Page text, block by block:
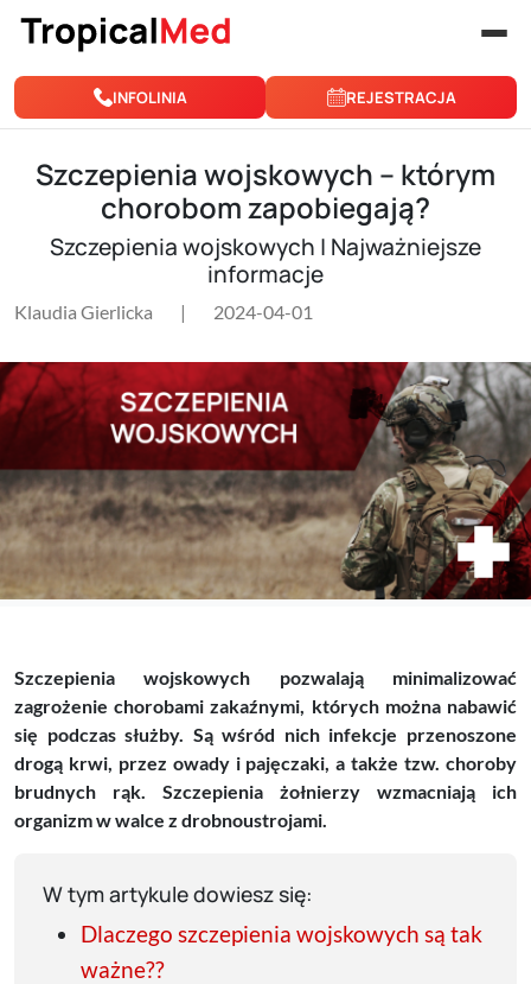
Przejdź do treści
INFOLINIA REJESTRACJA
Szczepienia wojskowych – którym
chorobom zapobiegają?
Szczepienia wojskowych | Najważniejsze
informacje
Klaudia Gierlicka | 2024-04-01
Szczepienia wojskowych pozwalają minimalizować
zagrożenie chorobami zakaźnymi, których można nabawić
się podczas służby. Są wśród nich infekcje przenoszone
drogą krwi, przez owady i pajęczaki, a także tzw. choroby
brudnych rąk. Szczepienia żołnierzy wzmacniają ich
organizm w walce z drobnoustrojami.
W tym artykule dowiesz się:
Dlaczego szczepienia wojskowych są tak
ważne??